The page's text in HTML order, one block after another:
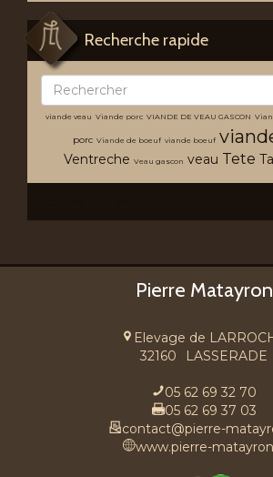
Recherche rapide
viande veau Viande porc VIANDE DE VEAU GASCON
porc Viande de boeuf viande boeuf
Ventreche Veau gascon veau Tete
Pierre Matayron
Elevage de
32160
LASSERADE
05 62 69 32 70
05 62 69 37 03
contact@pierre-
www.pierre-